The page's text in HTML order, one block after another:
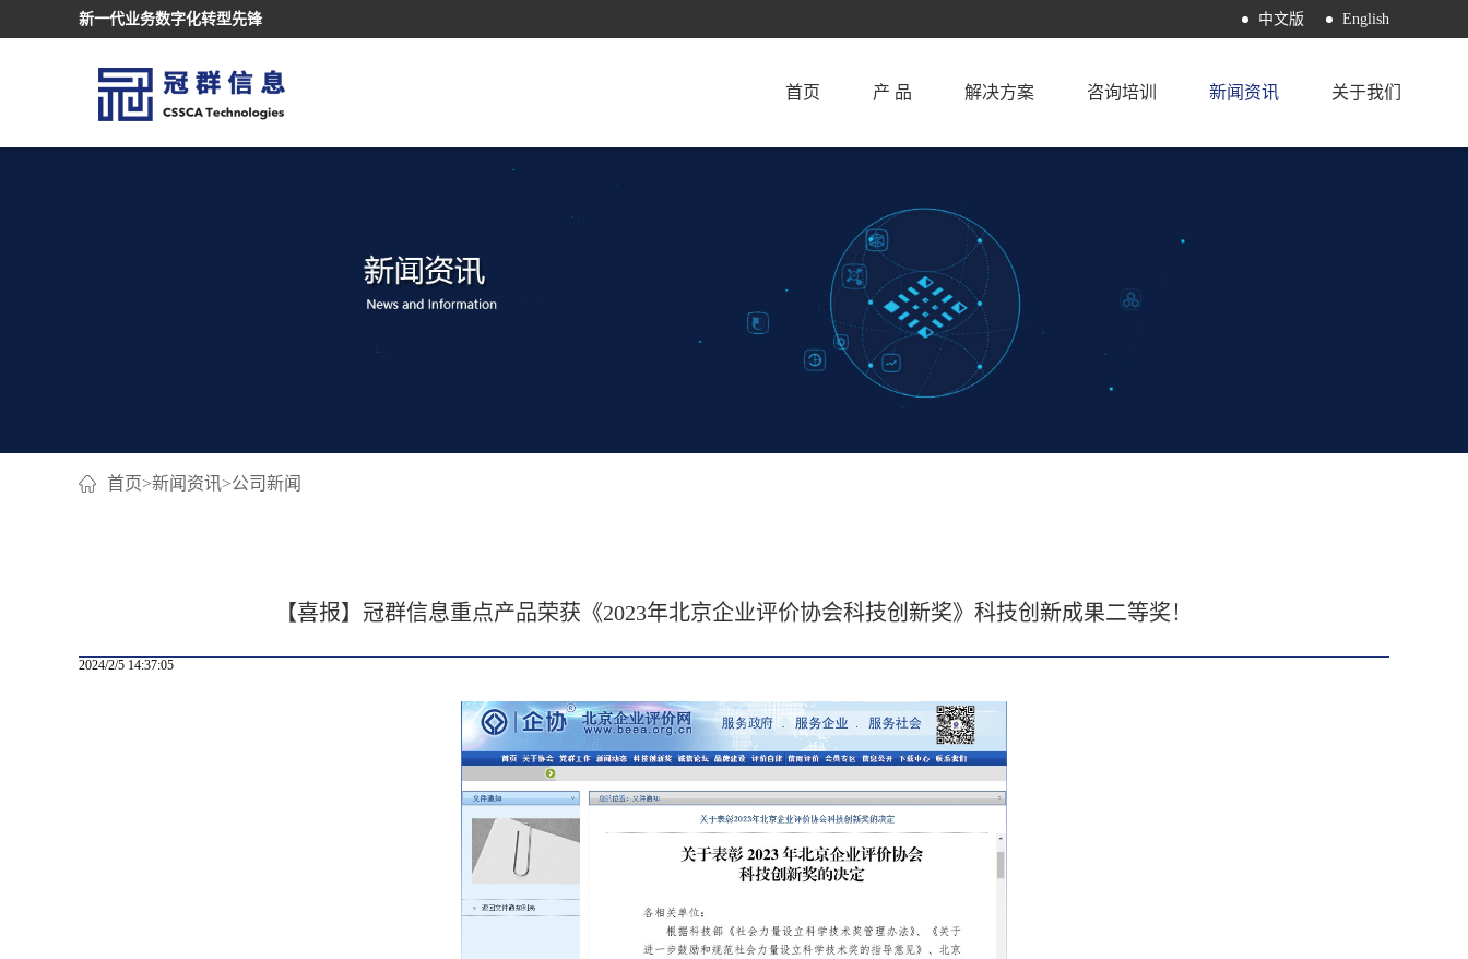
新一代业务数字化转型先锋 中文版 English
首页 产 品 解决方案 咨询培训 新闻资讯 关于我们
首页>新闻资讯>公司新闻
【喜报】冠群信息重点产品荣获《2023年北京企业评价协会科技创新奖》科技创新成果二等奖！
2024/2/5 14:37:05